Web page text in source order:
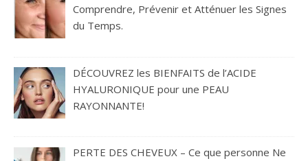
Comprendre, Prévenir et Atténuer les Signes
du Temps.
DÉCOUVREZ les BIENFAITS de l’ACIDE
HYALURONIQUE pour une PEAU
RAYONNANTE!
PERTE DES CHEVEUX – Ce que personne Ne